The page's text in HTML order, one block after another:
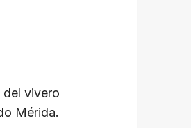
del vivero
Mérida.